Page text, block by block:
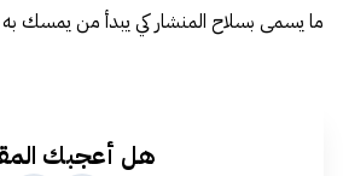
ما يسمى بسلاح المنشار كي يبدأ من يمسك به
هل أعجبك